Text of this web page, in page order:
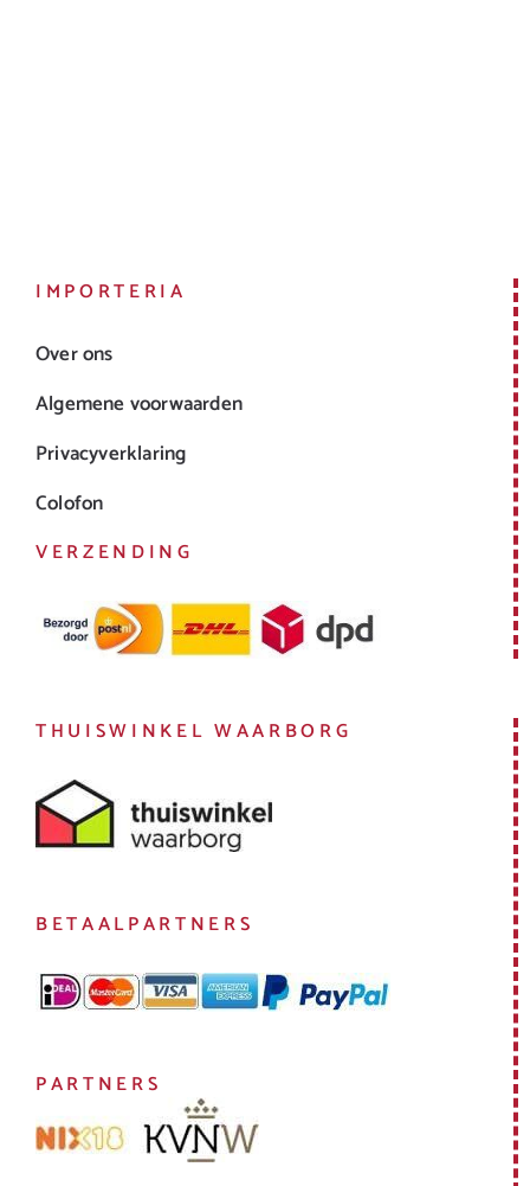
IMPORTERIA
Over ons
Algemene voorwaarden
Privacyverklaring
Colofon
VERZENDING
THUISWINKEL WAARBORG
BETAALPARTNERS
PARTNERS